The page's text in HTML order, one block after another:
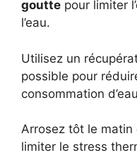
goutte pour limiter
l’eau.
Utilisez un
possible pour
consommation
Arrosez tôt le matin
limiter le stress